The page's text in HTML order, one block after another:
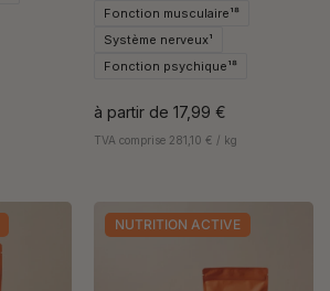
Fonction musculaire¹⁸
Système nerveux¹
Fonction psychique¹⁸
à partir de 17,99 €
TVA comprise 281,10 € / kg
NUTRITION ACTIVE